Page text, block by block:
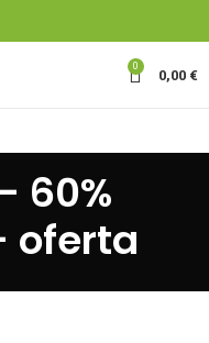
0
0,00 €
60%
oferta